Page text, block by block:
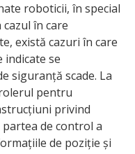
roboticii, în special
în care
există cazuri în care
indicate se
siguranță scade. La
pentru
privind
de control a
de poziție și